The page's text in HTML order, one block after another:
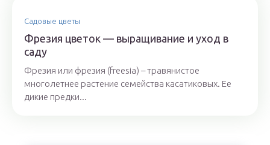
Садовые цветы
Фрезия цветок — выращивание и уход в
саду
Фрезия или фрезия (freesia) – травянистое
многолетнее растение семейства касатиковых. Ее
дикие предки...